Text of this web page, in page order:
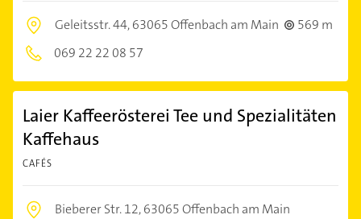
Geleitsstr. 44,63065 Offenbach am Main
569 m
069 22 22 08 57
Laier Kaffeerösterei Tee und Spezialitäten
Kaffehaus
CAFÉS
Bieberer Str. 12,63065 Offenbach am Main